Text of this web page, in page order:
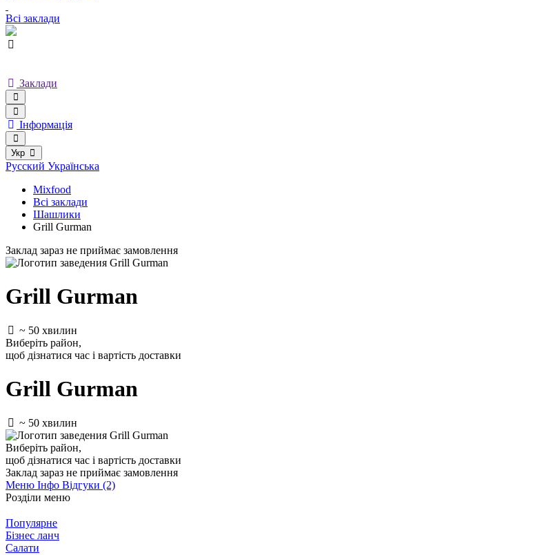
Всі заклади
Заклади
Інформація
Укр
Русский Українська
Mixfood
Всі заклади
Шашлики
Grill Gurman
Заклад зараз не приймає замовлення
Grill Gurman
~ 50 хвилин
Виберіть район,
щоб дізнатися час і вартість доставки
Grill Gurman
~ 50 хвилин
Виберіть район,
щоб дізнатися час і вартість доставки
Заклад зараз не приймає замовлення
Меню Інфо Відгуки (2)
Розділи меню
Популярне
Бізнес ланч
Салати